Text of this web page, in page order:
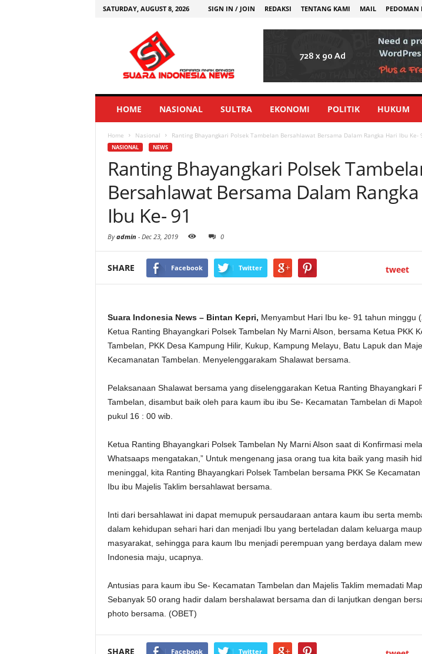
SATURDAY, AUGUST 8, 2026 SIGN IN / JOIN REDAKSI TENTANG KAMI MAIL PEDOMAN
HOME NASIONAL SULTRA EKONOMI POLITIK HUKUM
Home Nasional Ranting Bhayangkari Polsek Tambelan Bersahlawat Bersama Dalam Rangka Hari Ibu Ke-
NASIONAL NEWS
Ranting Bhayangkari Polsek
Bersahlawat Bersama Dalam
Ibu Ke- 91
Byadmin - Dec 23, 2019 0
SHARE Facebook Twitter tweet
Suara Indonesia News – Bintan Kepri, Menyambut Hari Ibu ke- 91 tahun minggu
Ketua Ranting Bhayangkari Polsek Tambelan Ny Marni Alson, bersama Ketua PKK
Tambelan, PKK Desa Kampung Hilir, Kukup, Kampung Melayu, Batu Lapuk dan
Kecamanatan Tambelan. Menyelenggarakam Shalawat bersama.
Pelaksanaan Shalawat bersama yang diselenggarakan Ketua Ranting Bhayangkari
Tambelan, disambut baik oleh para kaum ibu ibu Se- Kecamatan Tambelan di
pukul 16 : 00 wib.
Ketua Ranting Bhayangkari Polsek Tambelan Ny Marni Alson saat di Konfirmasi
Whatsaaps mengatakan,” Untuk mengenang jasa orang tua kita baik yang masih
meninggal, kita Ranting Bhayangkari Polsek Tambelan bersama PKK Se
Ibu ibu Majelis Taklim bersahlawat bersama.
Inti dari bersahlawat ini dapat memupuk persaudaraan antara kaum ibu serta
dalam kehidupan sehari hari dan menjadi Ibu yang berteladan dalam keluarga
masyarakat, sehingga para kaum Ibu menjadi perempuan yang berdaya dalam
Indonesia maju, ucapnya.
Antusias para kaum ibu Se- Kecamatan Tambelan dan Majelis Taklim memadati
Sebanyak 50 orang hadir dalam bershalawat bersama dan di lanjutkan dengan
photo bersama. (OBET)
SHARE Facebook Twitter